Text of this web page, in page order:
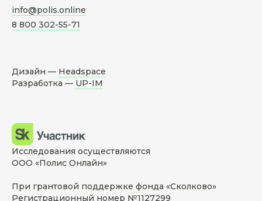
info@polis.online
8 800 302-55-71
Дизайн — Headspace
Разработка — UP-IM
Исследования осуществляются
ООО «Полис Онлайн»
При грантовой поддержке фонда «Сколково»
Регистрационный номер №1127299